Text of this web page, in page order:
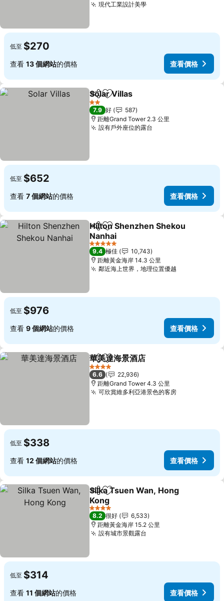
現代工業設計美學查看價格
低至 $270
查看 13 個網站的價格 查看價格
分享 放到收藏夾
Solar Villas
2 星級
7.9 好
587
距離Grand Tower 2.3 公里
設有戶外座位的露台
低至 $652
查看 7 個網站的價格 查看價格
分享 放到收藏夾
Hilton Shenzhen Shekou
Nanhai
查看價格
5 星級
9.4 極佳
10,743
距離黃金海岸 14.3 公里
鄰近海上世界，地理位置優越
低至 $976
查看 9 個網站的價格 查看價格
分享 放到收藏夾
華美達海景酒店
4 星級
6.6
22,936
距離Grand Tower 4.3 公里
可欣賞維多利亞港景色的客房查看價格
低至 $338
查看 12 個網站的價格 查看價格
分享 放到收藏夾
Silka Tsuen Wan, Hong
Kong
查看價格
4 星級
8.2 很好
6,533
距離黃金海岸 15.2 公里
設有城市景觀露台
低至 $314
查看 11 個網站的價格 查看價格